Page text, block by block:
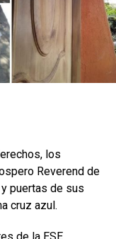
los
Reverend de
puertas de sus
cruz azul.